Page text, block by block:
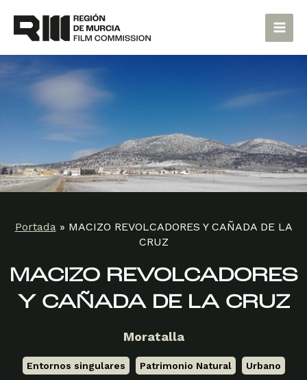
contenido
Main
Portada» MACIZO REVOLCADORES Y CAÑADA DE LA
CRUZ
MACIZO REVOLCADORES
Y CAÑADA DE LA CRUZ
Moratalla
Entornos singulares Patrimonio Natural Urbano